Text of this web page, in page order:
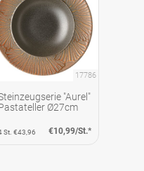
17786
"Aurel"
Ø27cm
St. €43,96 €10,99/St.*